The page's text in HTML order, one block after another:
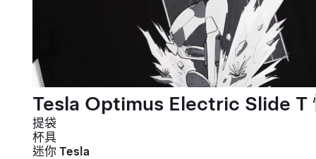
Tesla Optimus Electric Slide T
提袋
杯具
迷你 Tesla